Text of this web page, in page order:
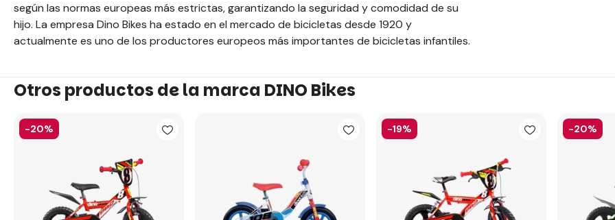
según las normas europeas más estrictas, garantizando la seguridad y comodidad de su
hijo. La empresa Dino Bikes ha estado en el mercado de bicicletas desde 1920 y
actualmente es uno de los productores europeos más importantes de bicicletas infantiles.
Otros productos de la marca DINO Bikes
-20% -19% -20%